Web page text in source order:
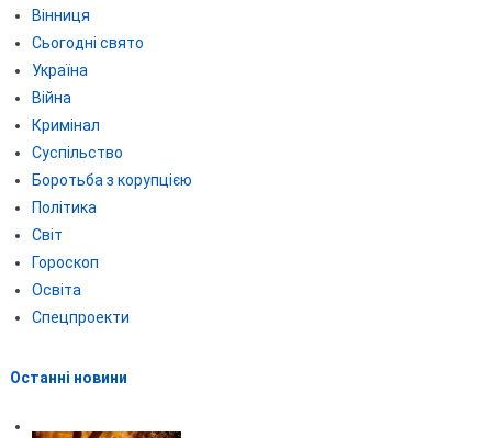
Вінниця
Сьогодні свято
Україна
Війна
Кримінал
Суспільство
Боротьба з корупцією
Політика
Світ
Гороскоп
Освіта
Спецпроекти
Останні новини